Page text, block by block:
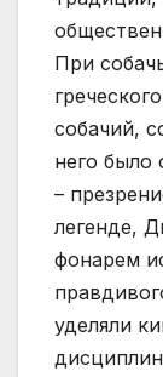
При
собачий,
него было
–
легенде,
фонарем
уделяли